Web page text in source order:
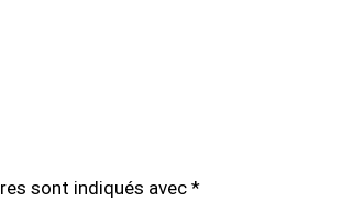
sont indiqués avec *